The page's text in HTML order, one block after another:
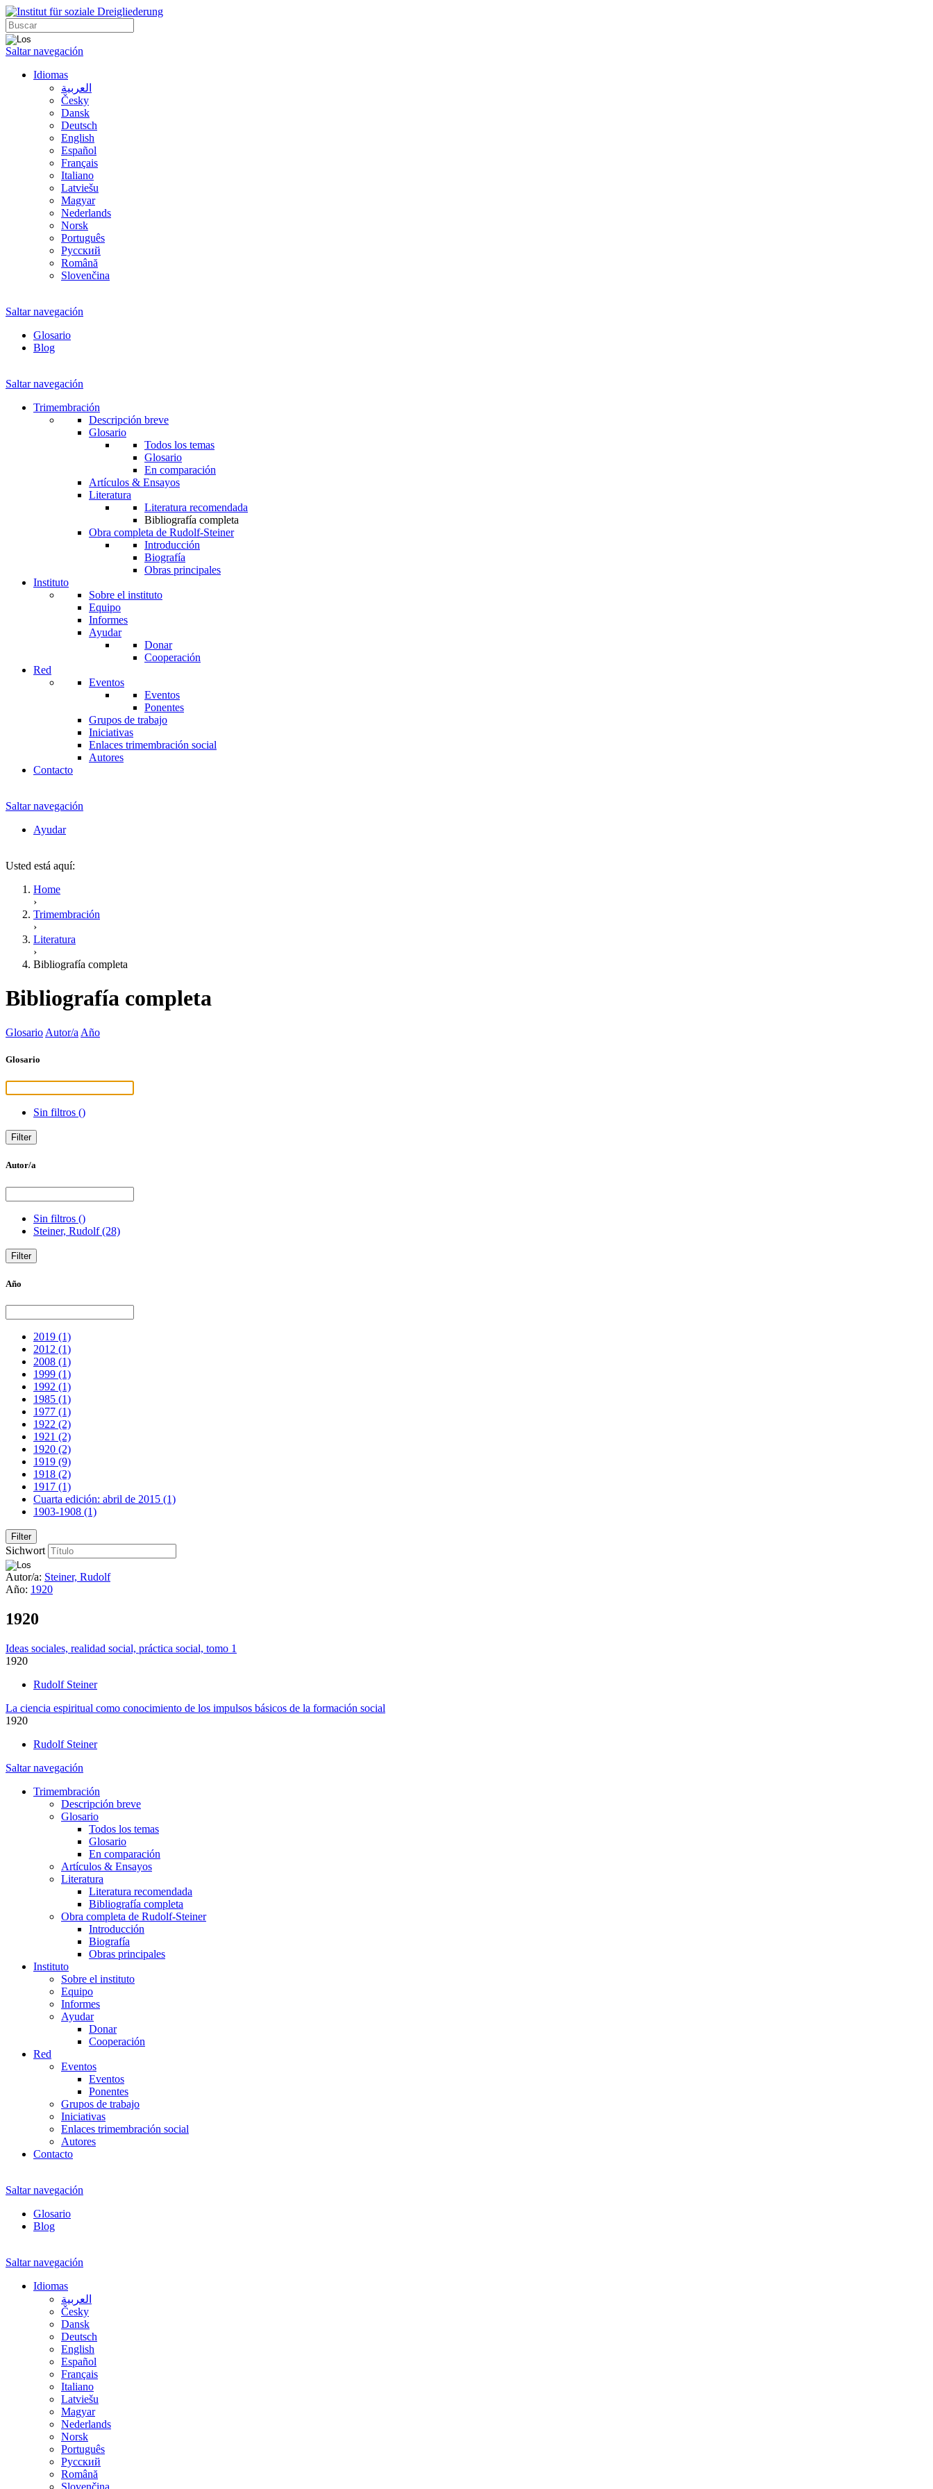
Saltar navegación
Idiomas
العربية
Česky
Dansk
Deutsch
English
Español
Français
Italiano
Latviešu
Magyar
Nederlands
Norsk
Português
Русский
Română
Slovenčina
Saltar navegación
Glosario
Blog
Saltar navegación
Trimembración
Descripción breve
Glosario
Todos los temas
Glosario
En comparación
Artículos & Ensayos
Literatura
Literatura recomendada
Bibliografía completa
Obra completa de Rudolf-Steiner
Introducción
Biografía
Obras principales
Instituto
Sobre el instituto
Equipo
Informes
Ayudar
Donar
Cooperación
Red
Eventos
Eventos
Ponentes
Grupos de trabajo
Iniciativas
Enlaces trimembración social
Autores
Contacto
Saltar navegación
Ayudar
Usted está aquí:
Home
›
Trimembración
›
Literatura
›
Bibliografía completa
Bibliografía completa
Glosario Autor/a Año
Glosario
Sin filtros ()
Autor/a
Sin filtros ()
Steiner, Rudolf(28)
Año
2019 (1)
2012 (1)
2008 (1)
1999 (1)
1992 (1)
1985 (1)
1977 (1)
1922 (2)
1921 (2)
1920 (2)
1919 (9)
1918 (2)
1917 (1)
Cuarta edición: abril de 2015 (1)
1903-1908 (1)
Sichwort
Autor/a: Steiner, Rudolf
Año: 1920
1920
Ideas sociales, realidad social, práctica social, tomo 1
1920
Rudolf Steiner
La ciencia espiritual como conocimiento de los impulsos básicos de la formación social
1920
Rudolf Steiner
Saltar navegación
Trimembración
Descripción breve
Glosario
Todos los temas
Glosario
En comparación
Artículos & Ensayos
Literatura
Literatura recomendada
Bibliografía completa
Obra completa de Rudolf-Steiner
Introducción
Biografía
Obras principales
Instituto
Sobre el instituto
Equipo
Informes
Ayudar
Donar
Cooperación
Red
Eventos
Eventos
Ponentes
Grupos de trabajo
Iniciativas
Enlaces trimembración social
Autores
Contacto
Saltar navegación
Glosario
Blog
Saltar navegación
Idiomas
العربية
Česky
Dansk
Deutsch
English
Español
Français
Italiano
Latviešu
Magyar
Nederlands
Norsk
Português
Русский
Română
Slovenčina